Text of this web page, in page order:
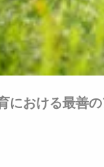
における最善